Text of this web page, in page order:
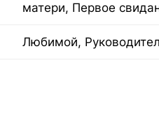
матери, Первое
Любимой,